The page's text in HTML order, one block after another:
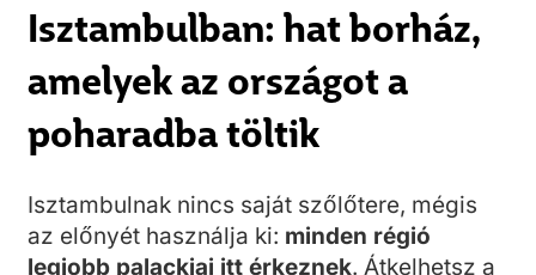
Isztambulban: hat borház,
amelyek az országot a
poharadba töltik
Isztambulnak nincs saját szőlőtere, mégis
az előnyét használja ki: minden régió
legjobb palackjai itt érkeznek. Átkelhetsz a